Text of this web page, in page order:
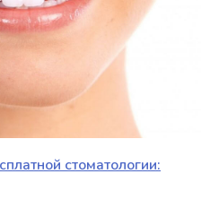
стоматологии: